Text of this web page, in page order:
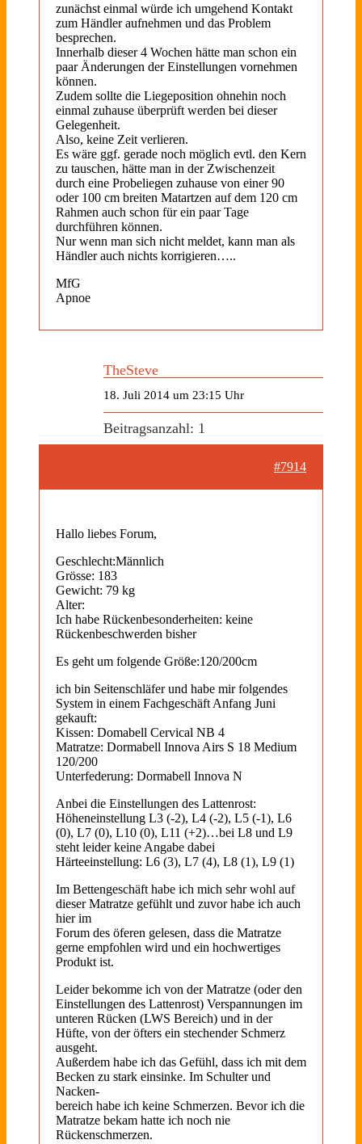
zunächst einmal würde ich umgehend Kontakt
zum Händler aufnehmen und das Problem
besprechen.
Innerhalb dieser 4 Wochen hätte man schon ein
paar Änderungen der Einstellungen vornehmen
können.
Zudem sollte die Liegeposition ohnehin noch
einmal zuhause überprüft werden bei dieser
Gelegenheit.
Also, keine Zeit verlieren.
Es wäre ggf. gerade noch möglich evtl. den Kern
zu tauschen, hätte man in der Zwischenzeit
durch eine Probeliegen zuhause von einer 90
oder 100 cm breiten Matartzen auf dem 120 cm
Rahmen auch schon für ein paar Tage
durchführen können.
Nur wenn man sich nicht meldet, kann man als
Händler auch nichts korrigieren…..
MfG
Apnoe
TheSteve
18. Juli 2014 um 23:15 Uhr
Beitragsanzahl: 1
#7914
Hallo liebes Forum,
Geschlecht:Männlich
Grösse: 183
Gewicht: 79 kg
Alter:
Ich habe Rückenbesonderheiten: keine
Rückenbeschwerden bisher
Es geht um folgende Größe:120/200cm
ich bin Seitenschläfer und habe mir folgendes
System in einem Fachgeschäft Anfang Juni
gekauft:
Kissen: Domabell Cervical NB 4
Matratze: Dormabell Innova Airs S 18 Medium
120/200
Unterfederung: Dormabell Innova N
Anbei die Einstellungen des Lattenrost:
Höheneinstellung L3 (-2), L4 (-2), L5 (-1), L6
(0), L7 (0), L10 (0), L11 (+2)…bei L8 und L9
steht leider keine Angabe dabei
Härteeinstellung: L6 (3), L7 (4), L8 (1), L9 (1)
Im Bettengeschäft habe ich mich sehr wohl auf
dieser Matratze gefühlt und zuvor habe ich auch
hier im
Forum des öferen gelesen, dass die Matratze
gerne empfohlen wird und ein hochwertiges
Produkt ist.
Leider bekomme ich von der Matratze (oder den
Einstellungen des Lattenrost) Verspannungen im
unteren Rücken (LWS Bereich) und in der
Hüfte, von der öfters ein stechender Schmerz
ausgeht.
Außerdem habe ich das Gefühl, dass ich mit dem
Becken zu stark einsinke. Im Schulter und
Nacken-
bereich habe ich keine Schmerzen. Bevor ich die
Matratze bekam hatte ich noch nie
Rückenschmerzen.